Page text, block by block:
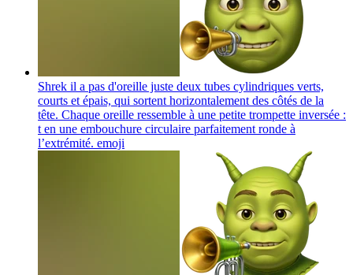
Shrek il a pas d'oreille juste deux tubes cylindriques verts,
courts et épais, qui sortent horizontalement des côtés de la
tête. Chaque oreille ressemble à une petite trompette inversée :
t en une embouchure circulaire parfaitement ronde à
l’extrémité. emoji